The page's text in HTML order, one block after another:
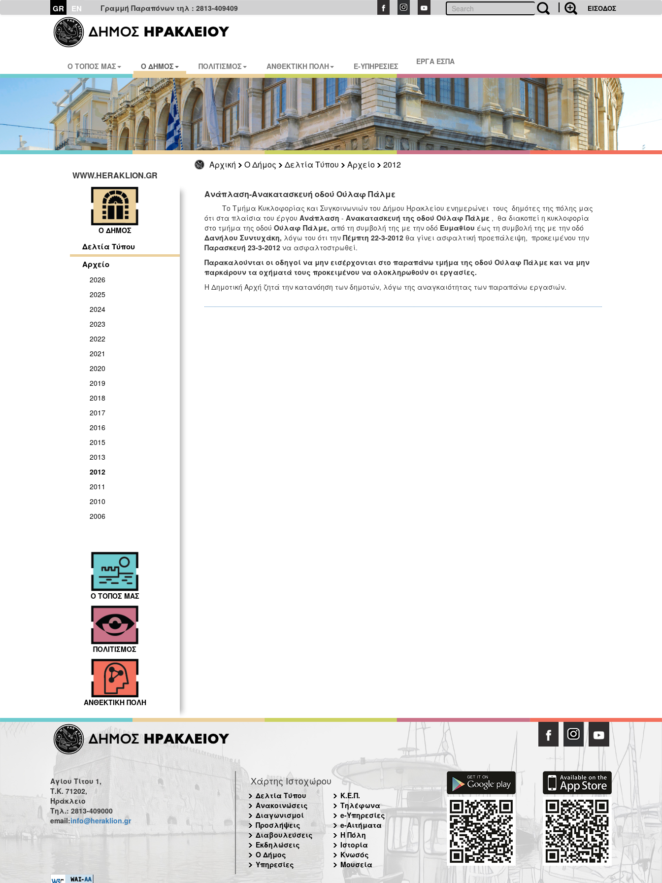
GR EN Γραμμή Παραπόνων τηλ : 2813-409409 ΕΙΣΟΔΟΣ
Ο ΤΟΠΟΣ ΜΑΣ Ο ΔΗΜΟΣ ΠΟΛΙΤΙΣΜΟΣ ΑΝΘΕΚΤΙΚΗ ΠΟΛΗ E-ΥΠΗΡΕΣΙΕΣ ΕΡΓΑ ΕΣΠΑ
Αρχική Ο Δήμος Δελτία Τύπου Αρχείο
2012
WWW.HERAKLION.GR
Ο ΔΗΜΟΣ
Δελτία Τύπου
Αρχείο
2026
2025
2024
2023
2022
2021
2020
2019
2018
2017
2016
2015
2013
2012
2011
2010
2006
Ο ΤΟΠΟΣ ΜΑΣ
ΠΟΛΙΤΙΣΜΟΣ
ΑΝΘΕΚΤΙΚΗ ΠΟΛΗ
Ανάπλαση-Ανακατασκευή οδού Ούλαφ Πάλμε
Το Τμήμα Κυκλοφορίας και Συγκοινωνιών του Δήμου Ηρακλείου ενημερώνει τους δημότες της πόλης μας
ότι στα πλαίσια του έργου Ανάπλαση - Ανακατασκευή της οδού Ούλαφ Πάλμε , θα διακοπεί η κυκλοφορία
στο τμήμα της οδού Ούλαφ Πάλμε, από τη συμβολή της με την οδό Ευμαθίου έως τη συμβολή της με την οδό
Δανήλου Συντυχάκη, λόγω του ότι την Πέμπτη 22-3-2012θα γίνει ασφαλτική προεπάλειψη, προκειμένου την
Παρασκευή 23-3-2012να ασφαλτοστρωθεί.
Παρακαλούνται οι οδηγοί να μην εισέρχονται στο παραπάνω τμήμα της οδού Ούλαφ Πάλμε και να μην
παρκάρουν τα οχήματά τους προκειμένου να ολοκληρωθούν οι εργασίες.
Η Δημοτική Αρχή ζητά την κατανόηση των δημοτών, λόγω της αναγκαιότητας των παραπάνω εργασιών.
Αγίου Τίτου 1,
Τ.Κ. 71202,
Ηράκλειο
Τηλ.: 2813-409000
email:info@heraklion.gr
Χάρτης Ιστοχώρου
Δελτία Τύπου
Ανακοινώσεις
Διαγωνισμοί
Προσλήψεις
Διαβουλεύσεις
Εκδηλώσεις
Ο Δήμος
Υπηρεσίες
Κ.Ε.Π.
Τηλέφωνα
e-Υπηρεσίες
e-Αιτήματα
Η Πόλη
Ιστορία
Κνωσός
Μουσεία